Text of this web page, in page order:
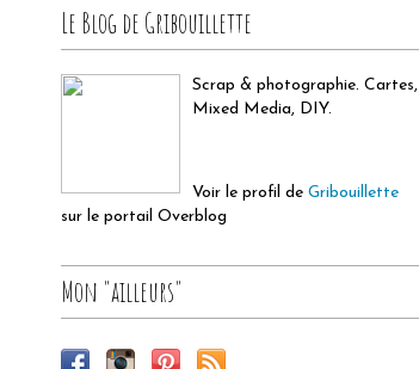
Le Blog de Gribouillette
Scrap & photographie. Cartes,
Mixed Media, DIY.
Voir le profil de Gribouillette
sur le portail Overblog
Mon "ailleurs"